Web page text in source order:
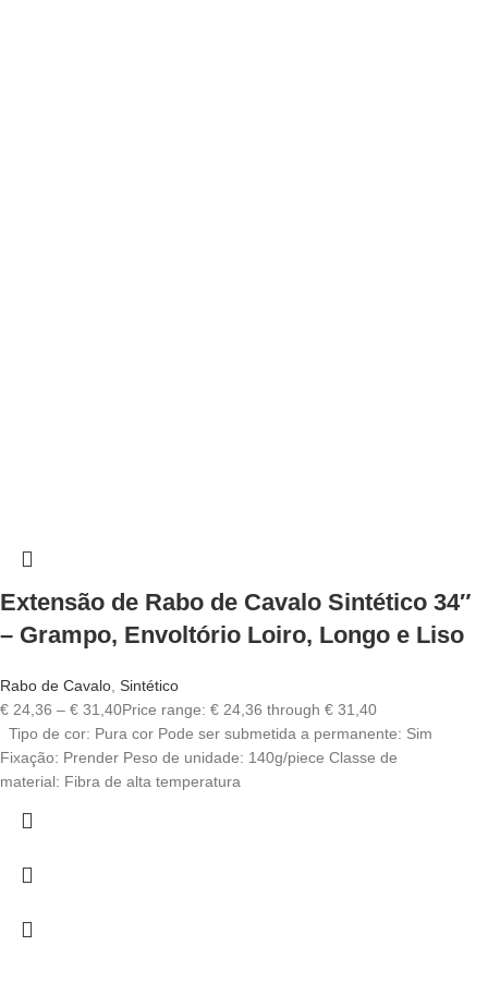
Extensão de Rabo de Cavalo Sintético 34″
– Grampo, Envoltório Loiro, Longo e Liso
Rabo de Cavalo, Sintético
€ 24,36 – € 31,40Price range: € 24,36 through € 31,40
Tipo de cor: Pura cor Pode ser submetida a permanente: Sim
Fixação: Prender Peso de unidade: 140g/piece Classe de
material: Fibra de alta temperatura